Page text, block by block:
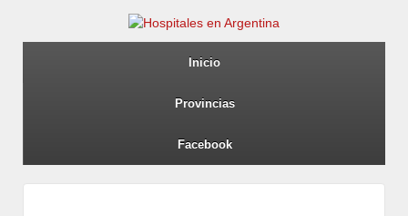
Inicio
Provincias
Facebook